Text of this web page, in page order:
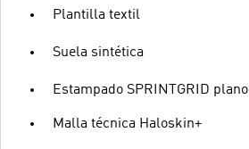
Plantilla textil
Suela sintética
Estampado SPRINTGRID plano
Malla técnica Haloskin+